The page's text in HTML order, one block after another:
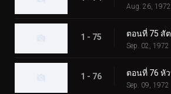
Aug. 26, 1972
1 - 75
Sep. 02, 1972
1 - 76
Sep. 09, 1972